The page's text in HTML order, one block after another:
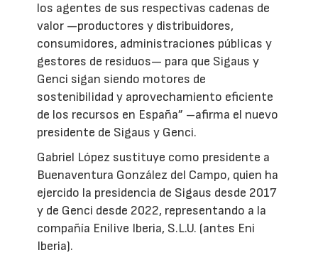
los agentes de sus respectivas cadenas de
valor —productores y distribuidores,
consumidores, administraciones públicas y
gestores de residuos— para que Sigaus y
Genci sigan siendo motores de
sostenibilidad y aprovechamiento eficiente
de los recursos en España” –afirma el nuevo
presidente de Sigaus y Genci.
Gabriel López sustituye como presidente a
Buenaventura González del Campo, quien ha
ejercido la presidencia de Sigaus desde 2017
y de Genci desde 2022, representando a la
compañía Enilive Iberia, S.L.U. (antes Eni
Iberia).